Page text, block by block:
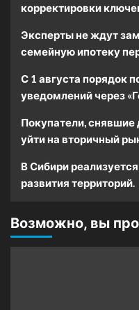
корректировки
Эксперты не ждут
семейную ипотеку
С 1 августа порядок
уведомлений через
Покупатели, снявшие
уйти на вторичный
В Сибири
развития территорий.
Возможно, вы